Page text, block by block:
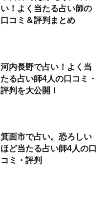
い！よく当たる占い師の
口コミ＆評判まとめ
河内長野で占い！よく当
たる占い師4人の口コミ・
評判を大公開！
箕面市で占い。恐ろしい
ほど当たる占い師4人の口
コミ・評判